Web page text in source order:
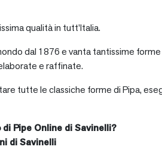
qualità in tutt’Italia.
dal 1876 e vanta tantissime
e raffinate.
tutte le classiche forme di Pipa,
Pipe Online di Savinelli?
di Savinelli